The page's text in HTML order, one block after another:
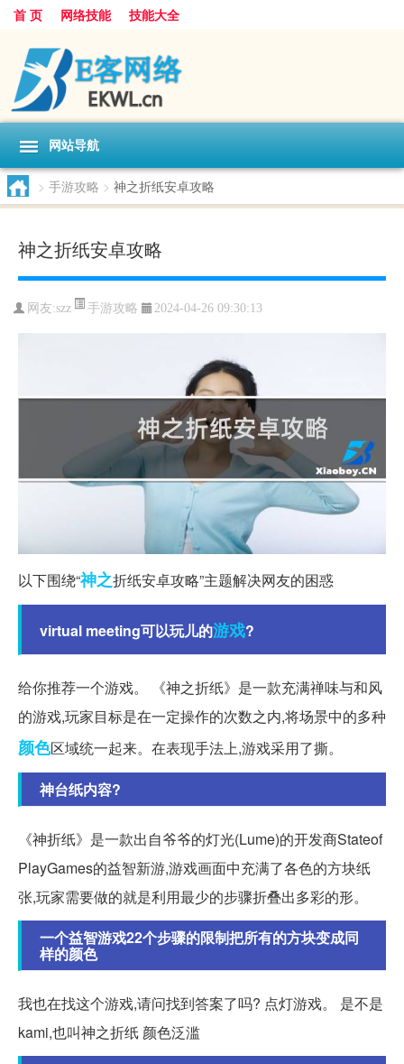
首 页 网络技能 技能大全
网站导航
> 手游攻略 > 神之折纸安卓攻略
神之折纸安卓攻略
网友:szz 手游攻略 2024-04-26 09:30:13
以下围绕“神之折纸安卓攻略”主题解决网友的困惑
virtual meeting可以玩儿的游戏?
给你推荐一个游戏。 《神之折纸》是一款充满禅味与和风
的游戏,玩家目标是在一定操作的次数之内,将场景中的多种
颜色区域统一起来。在表现手法上,游戏采用了撕。
神台纸内容?
《神折纸》是一款出自爷爷的灯光(Lume)的开发商Stateof
PlayGames的益智新游,游戏画面中充满了各色的方块纸
张,玩家需要做的就是利用最少的步骤折叠出多彩的形。
一个益智游戏22个步骤的限制把所有的方块变成同
样的颜色
我也在找这个游戏,请问找到答案了吗? 点灯游戏。 是不是
kami,也叫神之折纸 颜色泛滥